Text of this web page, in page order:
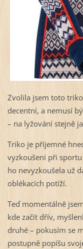
Zvolila jsem toto
decentní, a nemusí
– na lyžování stejně
Triko je příjemné
vyzkoušení při
ho nevyzkoušela už
oblékacích potíží.
Teď momentálně
kde začít dřív,
druhé – pokusím se
postupně popíšu